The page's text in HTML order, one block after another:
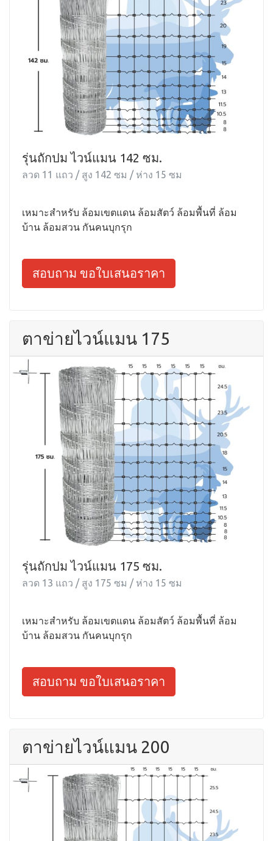
รุ่นถักปม ไวน์แมน 142 ซม.
ลวด 11 แถว / สูง 142 ซม / ห่าง 15 ซม
เหมาะสำหรับ ล้อมเขตแดน ล้อมสัตว์ ล้อมพื้นที่ ล้อม
บ้าน ล้อมสวน กันคนบุกรุก
สอบถาม ขอใบเสนอราคา
ตาข่ายไวน์แมน 175
รุ่นถักปม ไวน์แมน 175 ซม.
ลวด 13 แถว / สูง 175 ซม / ห่าง 15 ซม
เหมาะสำหรับ ล้อมเขตแดน ล้อมสัตว์ ล้อมพื้นที่ ล้อม
บ้าน ล้อมสวน กันคนบุกรุก
สอบถาม ขอใบเสนอราคา
ตาข่ายไวน์แมน 200